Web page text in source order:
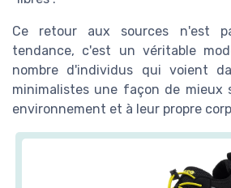
Ce retour aux sources n'est
tendance, c'est un véritable
nombre d'individus qui voient
minimalistes une façon de mieux
environnement et à leur propre